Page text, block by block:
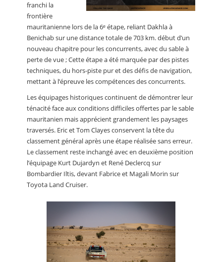
franchi la
frontière
mauritanienne lors de la 6ᵉ étape, reliant Dakhla à
Benichab sur une distance totale de 703 km. début d’un
nouveau chapitre pour les concurrents, avec du sable à
perte de vue ; Cette étape a été marquée par des pistes
techniques, du hors-piste pur et des défis de navigation,
mettant à l’épreuve les compétences des concurrents.
Les équipages historiques continuent de démontrer leur
ténacité face aux conditions difficiles offertes par le sable
mauritanien mais apprécient grandement les paysages
traversés. Eric et Tom Clayes conservent la tête du
classement général après une étape réalisée sans erreur.
Le classement reste inchangé avec en deuxième position
l’équipage Kurt Dujardyn et René Declercq sur
Bombardier Iltis, devant Fabrice et Magali Morin sur
Toyota Land Cruiser.